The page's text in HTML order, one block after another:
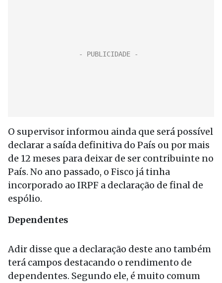
O supervisor informou ainda que será possível
declarar a saída definitiva do País ou por mais
de 12 meses para deixar de ser contribuinte no
País. No ano passado, o Fisco já tinha
incorporado ao IRPF a declaração de final de
espólio.
Dependentes
Adir disse que a declaração deste ano também
terá campos destacando o rendimento de
dependentes. Segundo ele, é muito comum